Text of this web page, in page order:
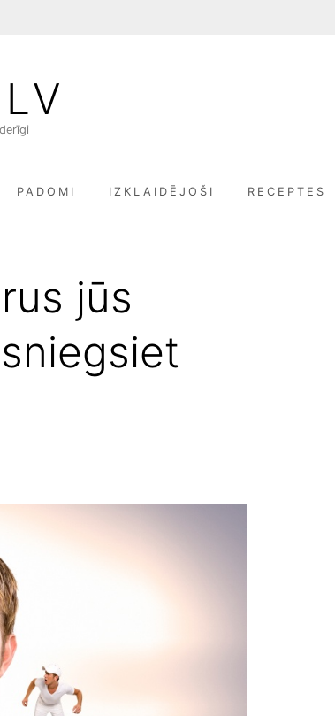
PADOMI IZKLAIDĒJOŠI RECEPTES
jūs